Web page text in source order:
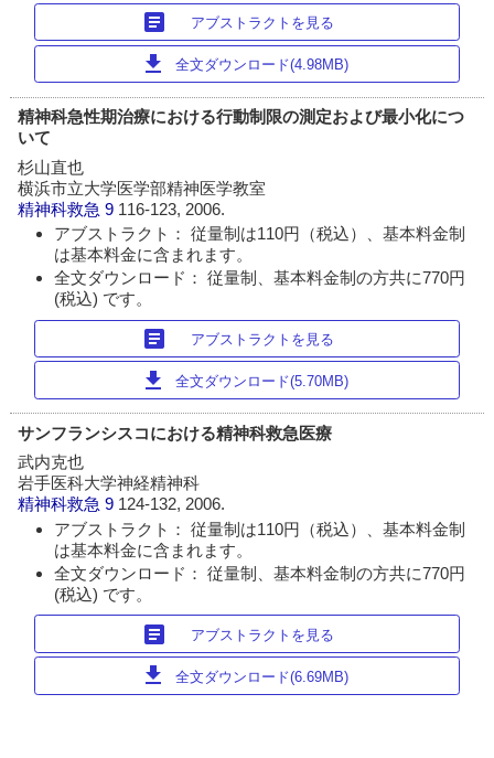
article アブストラクトを見る
download 全文ダウンロード(4.98MB)
精神科急性期治療における行動制限の測定および最小化につ
いて
杉山直也
横浜市立大学医学部精神医学教室
精神科救急 9 116-123, 2006.
アブストラクト： 従量制は110円（税込）、基本料金制
は基本料金に含まれます。
全文ダウンロード： 従量制、基本料金制の方共に770円
(税込) です。
article アブストラクトを見る
download 全文ダウンロード(5.70MB)
サンフランシスコにおける精神科救急医療
武内克也
岩手医科大学神経精神科
精神科救急 9 124-132, 2006.
アブストラクト： 従量制は110円（税込）、基本料金制
は基本料金に含まれます。
全文ダウンロード： 従量制、基本料金制の方共に770円
(税込) です。
article アブストラクトを見る
download 全文ダウンロード(6.69MB)